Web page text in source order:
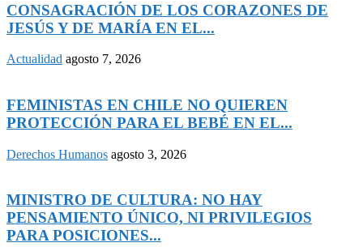
CONSAGRACIÓN DE LOS CORAZONES DE
JESÚS Y DE MARÍA EN EL...
Actualidad agosto 7, 2026
FEMINISTAS EN CHILE NO QUIEREN
PROTECCIÓN PARA EL BEBÉ EN EL...
Derechos Humanos agosto 3, 2026
MINISTRO DE CULTURA: NO HAY
PENSAMIENTO ÚNICO, NI PRIVILEGIOS
PARA POSICIONES...